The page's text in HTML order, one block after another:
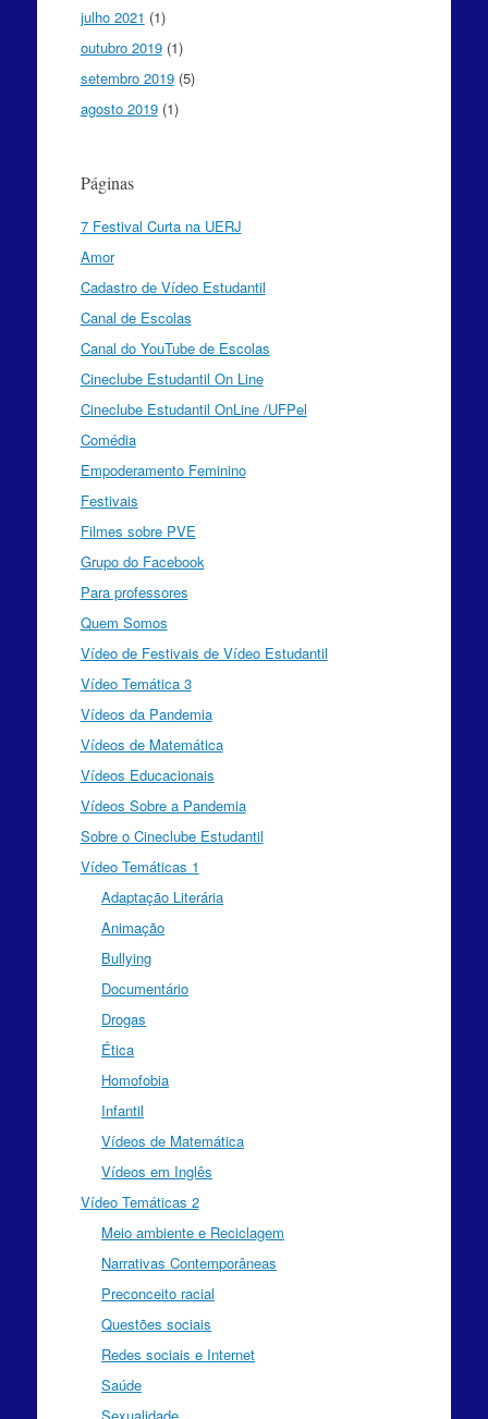
julho 2021 (1)
outubro 2019(1)
setembro 2019(5)
agosto 2019(1)
Páginas
7 Festival Curta na UERJ
Amor
Cadastro de Vídeo Estudantil
Canal de Escolas
Canal do YouTube de Escolas
Cineclube Estudantil On Line
Cineclube Estudantil OnLine /UFPel
Comédia
Empoderamento Feminino
Festivais
Filmes sobre PVE
Grupo do Facebook
Para professores
Quem Somos
Vídeo de Festivais de Vídeo Estudantil
Vídeo Temática 3
Vídeos da Pandemia
Vídeos de Matemática
Vídeos Educacionais
Vídeos Sobre a Pandemia
Sobre o Cineclube Estudantil
Vídeo Temáticas 1
Adaptação Literária
Animação
Bullying
Documentário
Drogas
Ética
Homofobia
Infantil
Vídeos de Matemática
Vídeos em Inglês
Vídeo Temáticas 2
Meio ambiente e Reciclagem
Narrativas Contemporâneas
Preconceito racial
Questões sociais
Redes sociais e Internet
Saúde